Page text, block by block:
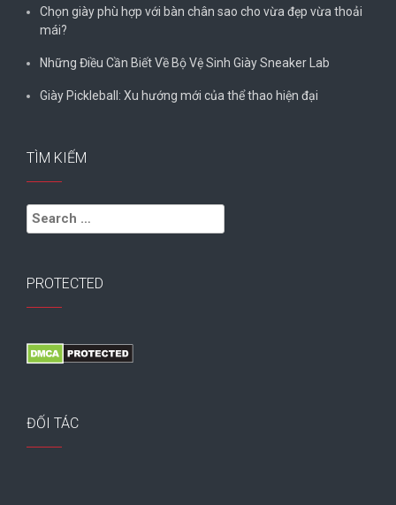
Chọn giày phù hợp với bàn chân sao cho vừa đẹp vừa thoải
mái?
Những Điều Cần Biết Về Bộ Vệ Sinh Giày Sneaker Lab
Giày Pickleball: Xu hướng mới của thể thao hiện đại
TÌM KIẾM
Search
for:
PROTECTED
ĐỐI TÁC